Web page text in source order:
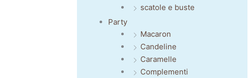
scatole e buste
Party
Macaron
Candeline
Caramelle
Complementi